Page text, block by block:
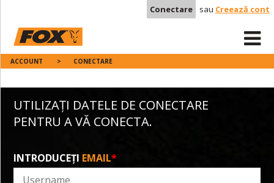
Conectare sau Creează cont
ACCOUNT > CONECTARE
UTILIZAȚI DATELE DE CONECTARE
PENTRU A VĂ CONECTA.
INTRODUCEȚI EMAIL*